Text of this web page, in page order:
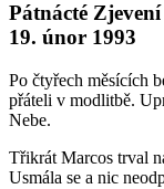
Pátnácté Zjevení
19. únor 1993
Po čtyřech měsících
přáteli v modlitbě.
Nebe.
Třikrát Marcos trval
Usmála se a nic